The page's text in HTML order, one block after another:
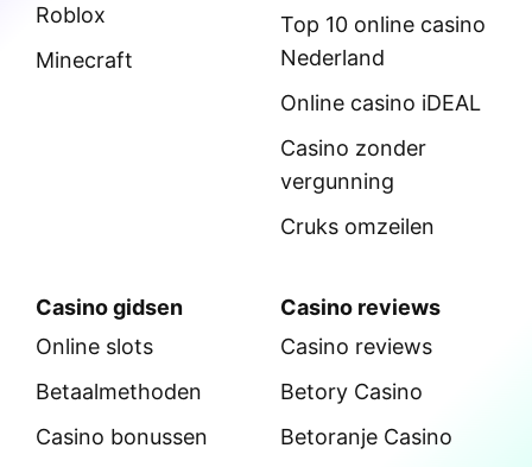
Roblox
Minecraft
Top 10 online casino
Nederland
Online casino iDEAL
Casino zonder
vergunning
Cruks omzeilen
Casino gidsen
Online slots
Betaalmethoden
Casino bonussen
Casino reviews
Casino reviews
Betory Casino
Betoranje Casino